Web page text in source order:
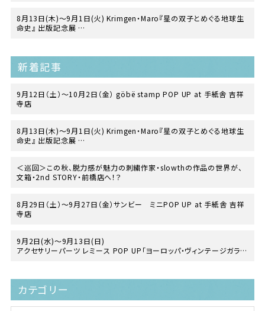
8月13日(木)〜9月1日(火) Krimgen・Maro『星の双子とめぐる地球生
命史』 出版記念展
新着記事
9月12日（土）〜10月2日（金） göbë stamp POP UP at 手紙舎 吉祥
寺店
8月13日(木)〜9月1日(火) Krimgen・Maro『星の双子とめぐる地球生
命史』 出版記念展
＜巡回＞この秋、脱力感が魅力の刺繍作家・slowthの作品の世界が、
文箱・2nd STORY・前橋店へ！？
8月29日（土）〜9月27日（金）サンビー ミニPOP UP at 手紙舎 吉祥
寺店
9月2日(水)～9月13日(日)
アクセサリーパーツ レミース POP UP「ヨーロッパ・ヴィンテージガラス
カテゴリー